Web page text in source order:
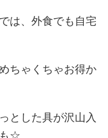
は、外食でも自宅
ちゃくちゃお得か
とした具が沢山入
☆